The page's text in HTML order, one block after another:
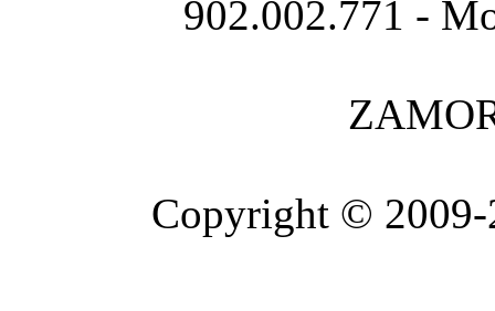
902.002.771 -
Copyright ©